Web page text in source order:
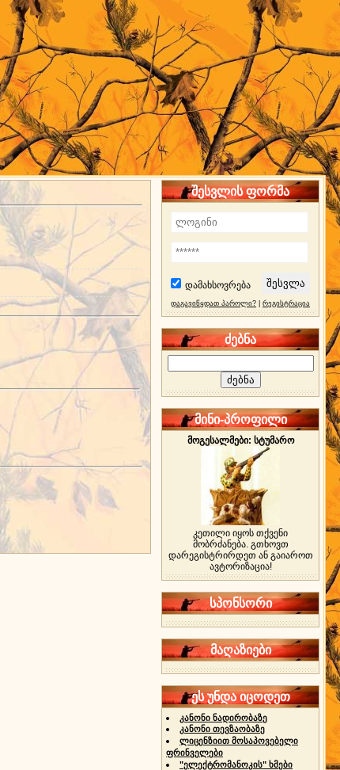
შესვლის ფორმა
დამახსოვრება
დაგავიწყდათ პაროლი? რეგისტრაცია
ძებნა
მინი-პროფილი
მოგესალმები: სტუმარო
კეთილი იყოს თქვენი
მობრძანება. გთხოვთ
დარეგისტრირდეთ ან გაიაროთ
ავტორიზაცია!
სპონსორი
მაღაზიები
ეს უნდა იცოდეთ
კანონი ნადირობაზე
კანონი თევზაობაზე
ლიცენზიით მოსაპოვებელი
ფრინველები
"ელექტრომანოკის" ხმები